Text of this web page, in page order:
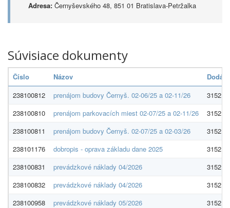
Adresa: Černyševského 48, 851 01 Bratislava-Petržalka
Súvisiace dokumenty
Číslo Názov
238100812
prenájom budovy Černyš. 02-06/25 a 02-11/26
3152
238100810
prenájom parkovacích miest 02-07/25 a 02-11/26
3152
238100811
prenájom budovy Černyš. 02-07/25 a 02-03/26
3152
238101176
dobropis - oprava základu dane 2025
3152
238100831
prevádzkové náklady 04/2026
3152
238100832
prevádzkové náklady 04/2026
3152
238100958
prevádzkové náklady 05/2026
3152